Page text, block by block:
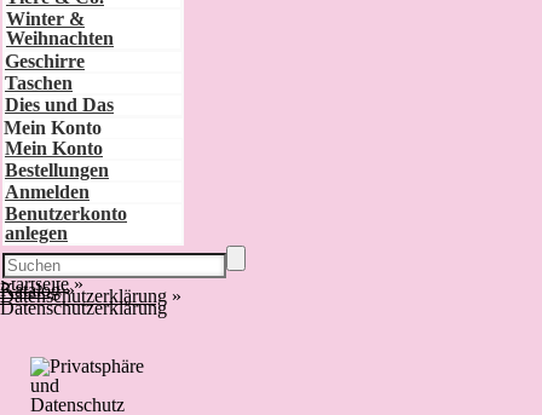
Winter &
Weihnachten
Geschirre
Taschen
Dies und Das
Mein Konto
Mein Konto
Bestellungen
Anmelden
Benutzerkonto
anlegen
Startseite »
Katalog »
Datenschutzerklärung »
Datenschutzerklärung